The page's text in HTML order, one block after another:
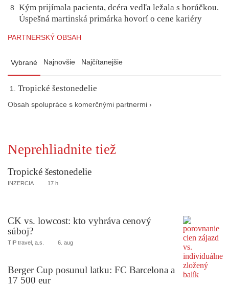
8
Kým prijímala pacienta, dcéra vedľa ležala s horúčkou.
Úspešná martinská primárka hovorí o cene kariéry
PARTNERSKÝ OBSAH
Vybrané Najnovšie Najčítanejšie
Tropické šestonedelie
Obsah spolupráce s komerčnými partnermi ›
Neprehliadnite tiež
Tropické šestonedelie
INZERCIA 17 h
CK vs. lowcost: kto vyhráva cenový
súboj?
TIP travel, a.s. 6. aug
Berger Cup posunul latku: FC Barcelona a
17 500 eur